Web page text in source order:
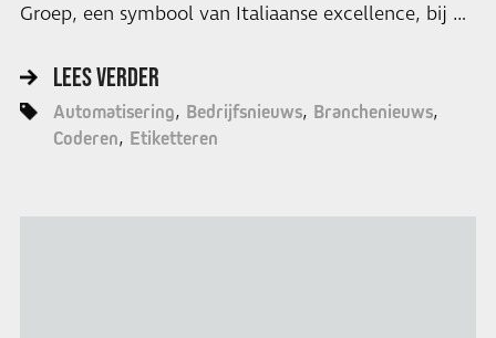
Groep, een symbool van Italiaanse excellence, bij …
LEES VERDER
Automatisering Bedrijfsnieuws Branchenieuws
Coderen Etiketteren